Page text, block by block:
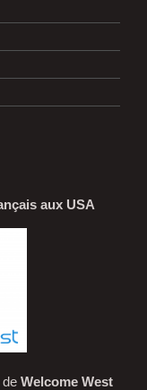
aux USA
Welcome West